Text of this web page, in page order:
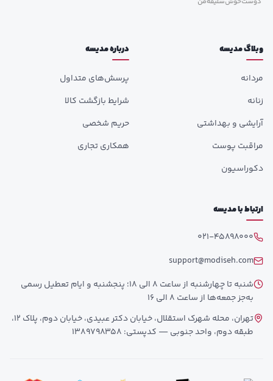
وبلاگ مدیسه
مردانه
زنانه
آرایشی و بهداشتی
مراقبت پوست
دکوراسیون
درباره مدیسه
پرسش‌های متداول
شرایط بازگشت کالا
حریم شخصی
همکاری تجاری
ارتباط با مدیسه
021-45898000
support@modiseh.com
شنبه تا چهارشنبه از ساعت 8 الی 18؛ پنجشنبه و ایام تعطیل رسمی
به‌جز جمعه‌ها از ساعت 8 الی 16
تهران، محله شهرک استقلال، خیابان دکتر عبیدی، خیابان دوم، پلاک 12،
طبقه دوم، واحد جنوبی — کدپستی: 1389798358